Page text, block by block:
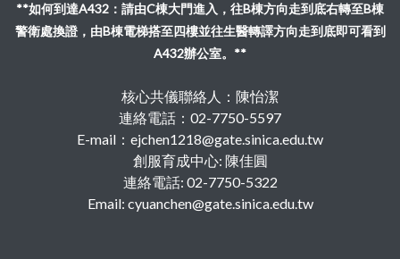
**如何到達A432：請由C棟大門進入，往B棟方向走到底右轉至B棟
警衛處換證，由B棟電梯搭至四樓並往生醫轉譯方向走到底即可看到
A432辦公室。**
核心共儀聯絡人：陳怡潔
連絡電話：02-7750-5597
E-mail：ejchen1218@gate.sinica.edu.tw
創服育成中心: 陳佳圓
連絡電話: 02-7750-5322
Email: cyuanchen@gate.sinica.edu.tw